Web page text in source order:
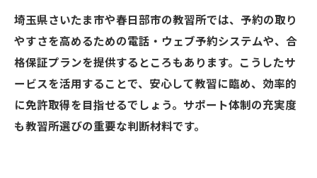
埼玉県さいたま市や春日部市の教習所では、予約の取り
やすさを高めるための電話・ウェブ予約システムや、合
格保証プランを提供するところもあります。こうしたサ
ービスを活用することで、安心して教習に臨め、効率的
に免許取得を目指せるでしょう。サポート体制の充実度
も教習所選びの重要な判断材料です。